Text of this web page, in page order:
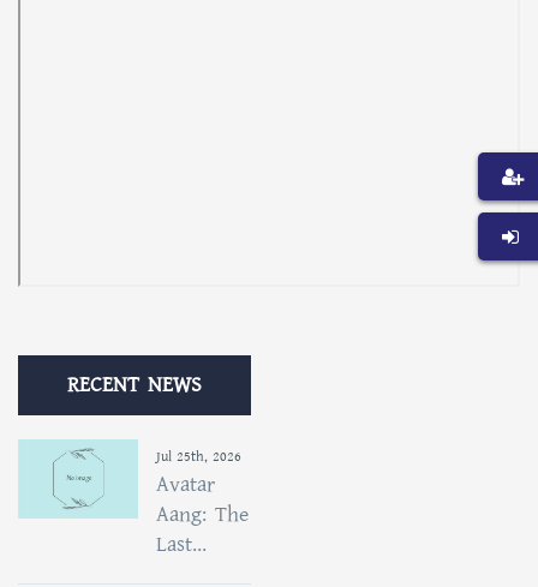
RECENT NEWS
Jul 25th, 2026
Avatar
Aang: The
Last...